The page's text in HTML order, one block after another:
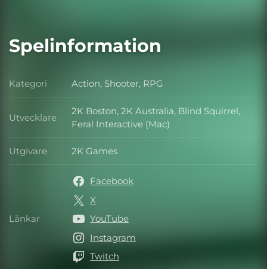
Spelinformation
Kategori Kategori
Action, Shooter, RPG
Utvecklare Utvecklare
2K Boston, 2K Australia, Blind Squirrel,
Feral Interactive (Mac)
Utgivare Utgivare
2K Games
Länkar Länkar
Facebook
X
YouTube
Instagram
Twitch